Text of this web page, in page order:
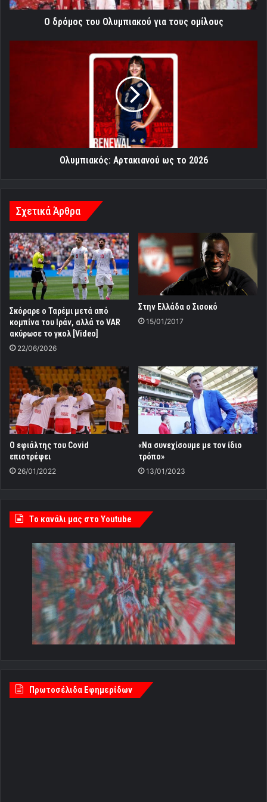
Ο δρόμος του Ολυμπιακού για τους ομίλους
Ολυμπιακός: Αρτακιανού ως το 2026
Σχετικά Άρθρα
Σκόραρε ο Ταρέμι μετά από
κομπίνα του Ιράν, αλλά το VAR
ακύρωσε το γκολ [Video]
22/06/2026
Στην Ελλάδα ο Σισοκό
15/01/2017
Ο εφιάλτης του Covid
επιστρέφει
26/01/2022
«Να συνεχίσουμε με τον ίδιο
τρόπο»
13/01/2023
Tο κανάλι μας στο Youtube
Πρωτοσέλιδα Εφημερίδων